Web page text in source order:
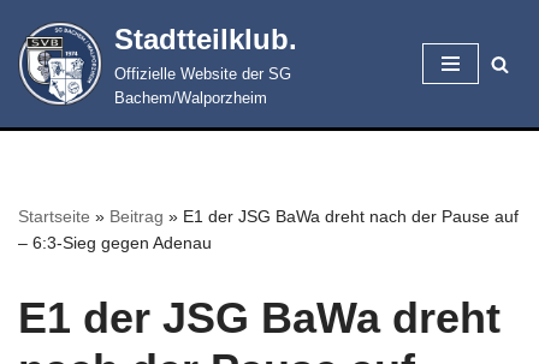
Zum
Inhalt
Stadtteilklub.
Offizielle Website der SG
Bachem/Walporzheim
Startseite » Beitrag » E1 der JSG BaWa dreht nach der Pause auf
– 6:3-Sieg gegen Adenau
E1 der JSG BaWa dreht